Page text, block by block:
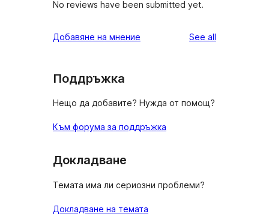
No reviews have been submitted yet.
Добавяне на мнение See all
Поддръжка
Нещо да добавите? Нужда от помощ?
Към форума за поддръжка
Докладване
Темата има ли сериозни проблеми?
Докладване на темата